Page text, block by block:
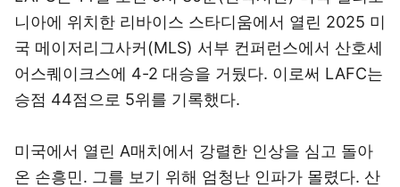
니아에 위치한 리바이스 스타디움에서 열린 2025 미
국 메이저리그사커(MLS) 서부 컨퍼런스에서 산호세
어스퀘이크스에 4-2 대승을 거뒀다. 이로써 LAFC는
승점 44점으로 5위를 기록했다.
미국에서 열린 A매치에서 강렬한 인상을 심고 돌아
온 손흥민. 그를 보기 위해 엄청난 인파가 몰렸다. 산